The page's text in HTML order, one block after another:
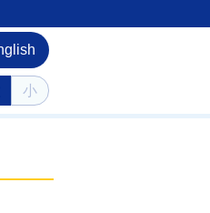
小